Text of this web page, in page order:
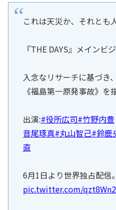
これは天災か、それとも
『THE DAYS』メインビ
入念なリサーチに基づき
《福島第一原発事故》を
出演:#役所広司#竹野内豊
音尾琢真#丸山智己#鈴鹿
直
6月1日より世界独占配信。
pic.twitter.com/